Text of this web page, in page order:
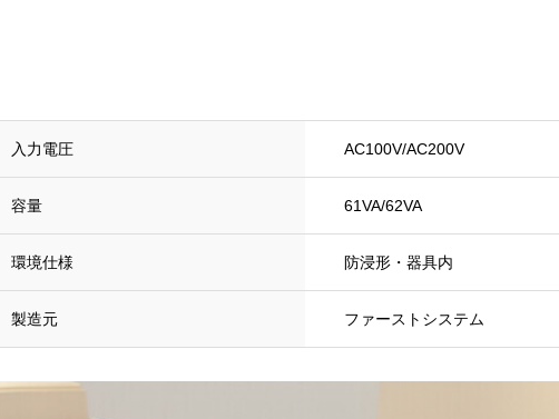
入力電圧 AC100V/AC200V
容量 61VA/62VA
環境仕様 防浸形・器具内
製造元 ファーストシステム